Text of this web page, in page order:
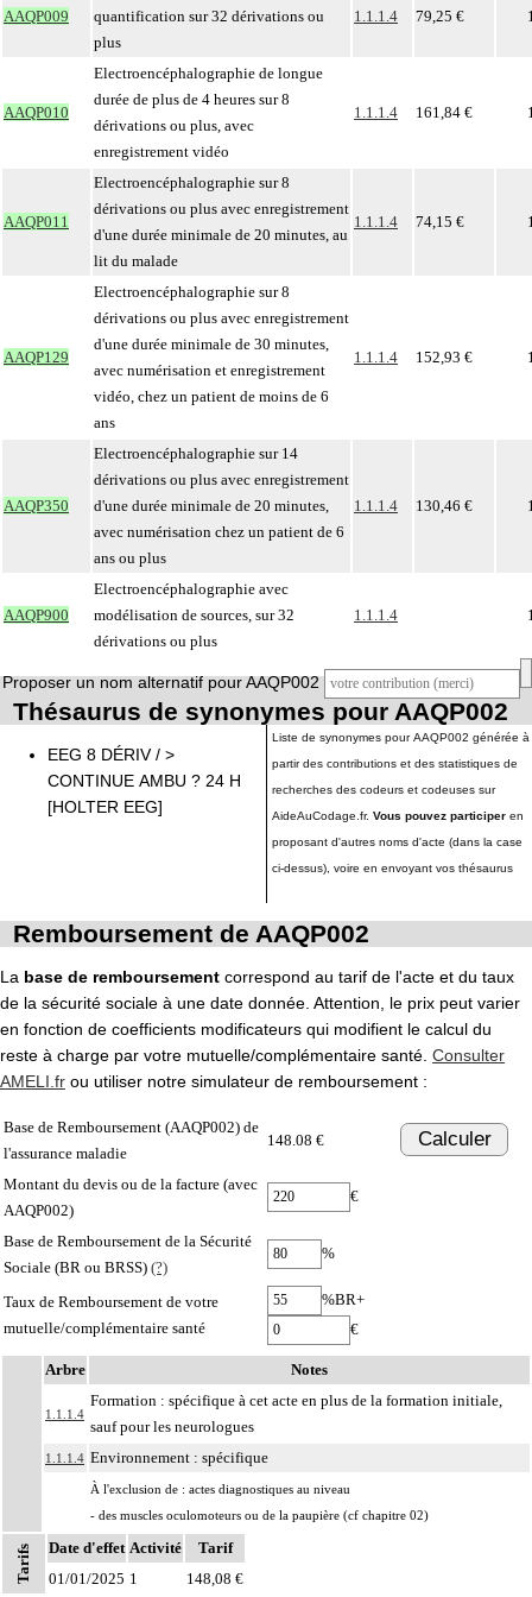
AAQP009
quantification sur 32 dérivations ou
plus
1.1.1.4 79,25 €
AAQP010
Electroencéphalographie de longue
durée de plus de 4 heures sur 8
dérivations ou plus, avec
enregistrement vidéo
1.1.1.4 161,84 €
AAQP011
Electroencéphalographie sur 8
dérivations ou plus avec enregistrement
d'une durée minimale de 20 minutes, au
lit du malade
1.1.1.4 74,15 €
AAQP129
Electroencéphalographie sur 8
dérivations ou plus avec enregistrement
d'une durée minimale de 30 minutes,
avec numérisation et enregistrement
vidéo, chez un patient de moins de 6
ans
1.1.1.4 152,93 €
AAQP350
Electroencéphalographie sur 14
dérivations ou plus avec enregistrement
d'une durée minimale de 20 minutes,
avec numérisation chez un patient de 6
ans ou plus
1.1.1.4 130,46 €
AAQP900
Electroencéphalographie avec
modélisation de sources, sur 32
dérivations ou plus
1.1.1.4
Proposer un nom alternatif pour AAQP002
Thésaurus de synonymes pour AAQP002
EEG 8 DÉRIV / >
CONTINUE AMBU ? 24 H
[HOLTER EEG]
Liste de synonymes pour AAQP002 générée à
partir des contributions et des statistiques de
recherches des codeurs et codeuses sur
AideAuCodage.fr. Vous pouvez participer en
proposant d'autres noms d'acte (dans la case
ci-dessus), voire en envoyant vos thésaurus
Remboursement de AAQP002
La base de remboursement correspond au tarif de l'acte et du taux
de la sécurité sociale à une date donnée. Attention, le prix peut varier
en fonction de coefficients modificateurs qui modifient le calcul du
reste à charge par votre mutuelle/complémentaire santé. Consulter
AMELI.fr ou utiliser notre simulateur de remboursement :
Base de Remboursement (AAQP002) de
l'assurance maladie
148.08 € Calculer
Montant du devis ou de la facture (avec
AAQP002)
€
Base de Remboursement de la Sécurité
Sociale (BR ou BRSS) (?)
%
Taux de Remboursement de votre
mutuelle/complémentaire santé
%BR+
€
Arbre Notes
1.1.1.4
Formation : spécifique à cet acte en plus de la formation initiale,
sauf pour les neurologues
1.1.1.4 Environnement : spécifique
1.1
À l'exclusion de : actes diagnostiques au niveau
- des muscles oculomoteurs ou de la paupière (cf chapitre 02)
- du larynx (cf chapitre 06)
- du périnée (cf chapitre 08)
Tarifs Date d'effet Activité
Tarif
01/01/2025 1 148,08 €